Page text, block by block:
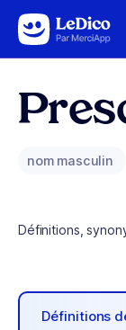
Aller au contenu
nom masculin
Définitions,
Définitions